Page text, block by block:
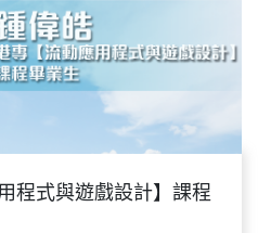
程式與遊戲設計】課程